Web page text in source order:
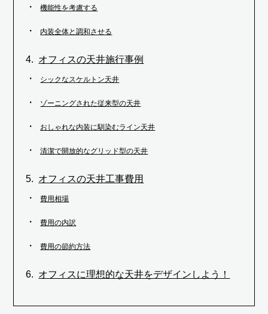
機能性を考慮する
内装全体と調和させる
オフィスの天井施行事例
シックなスケルトン天井
ゾーニングされた従来型の天井
おしゃれな内装に馴染むライン天井
清潔で開放的なグリッド型の天井
オフィスの天井工事費用
費用相場
費用の内訳
費用の節約方法
オフィスに理想的な天井をデザインしよう！